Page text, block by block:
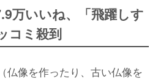
万いいね、「飛躍しす
コミ殺到
仏像を作ったり、古い仏像を